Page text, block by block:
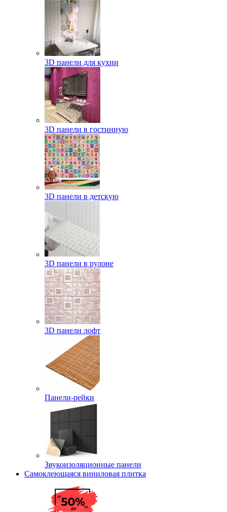
3D панели для кухни
3D панели в гостинную
3D панели в детскую
3D панели в рулоне
3D панели лофт
Панели-рейки
Звукоизоляционные панели
Самоклеющаяся виниловая плитка